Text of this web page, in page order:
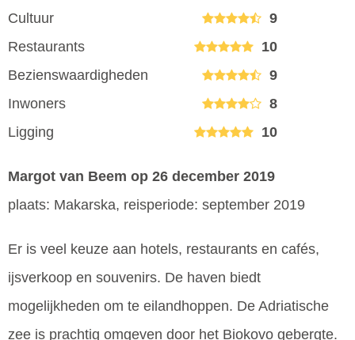
Cultuur
9
Restaurants
10
Bezienswaardigheden
9
Inwoners
8
Ligging
10
Margot van Beem op 26 december 2019
plaats: Makarska, reisperiode: september 2019
Er is veel keuze aan hotels, restaurants en cafés,
ijsverkoop en souvenirs. De haven biedt
mogelijkheden om te eilandhoppen. De Adriatische
zee is prachtig omgeven door het Biokovo gebergte.